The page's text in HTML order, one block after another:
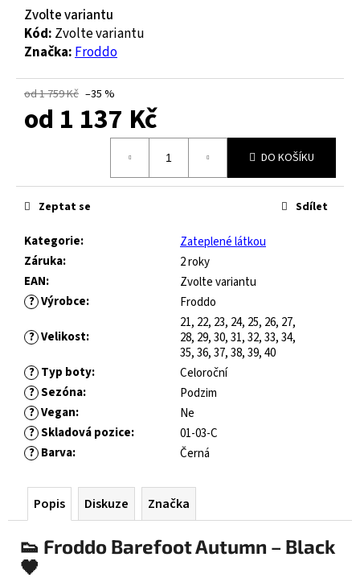
Zvolte variantu
Kód: Zvolte variantu
Značka:Froddo
od 1 759 Kč –35 %
od 1 137 Kč
DO KOŠÍKU
Kategorie:
Zateplené látkou
Záruka:
2 roky
EAN:
Zvolte variantu
? Výrobce: Froddo
? Velikost:
21, 22, 23, 24, 25, 26, 27,
28, 29, 30, 31, 32, 33, 34,
35, 36, 37, 38, 39, 40
? Typ boty:
Celoroční
? Sezóna:
Podzim
? Vegan:
Ne
? Skladová pozice:
01-03-C
? Barva: Černá
Zeptat se Sdílet
Popis Diskuze Značka
👟 Froddo Barefoot Autumn – Black
🖤
u
u
j
e
m
KE
BLUE
445
Kč
Původně:
490